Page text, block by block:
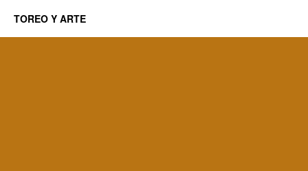
TOREO Y ARTE